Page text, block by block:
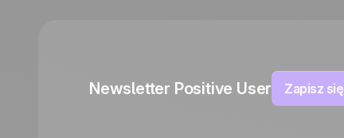
Newsletter Positive User Zapisz się